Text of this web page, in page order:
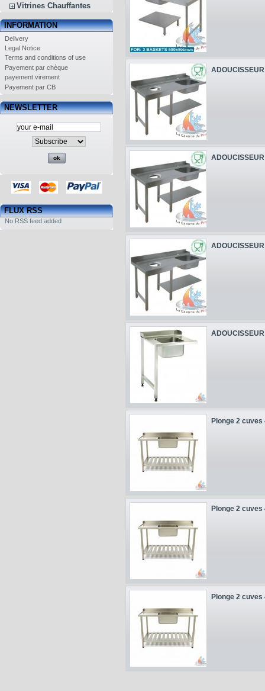
Vitrines Chauffantes
INFORMATION
Delivery
Legal Notice
Terms and conditions of use
Payement par chèque
payement virement
Payement par CB
NEWSLETTER
FLUX RSS
No RSS feed added
Plonge 2 cuves
Plonge 2 cuves
Plonge 2 cuves